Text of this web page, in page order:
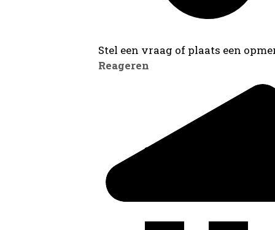
Stel een vraag of plaats een
Reageren